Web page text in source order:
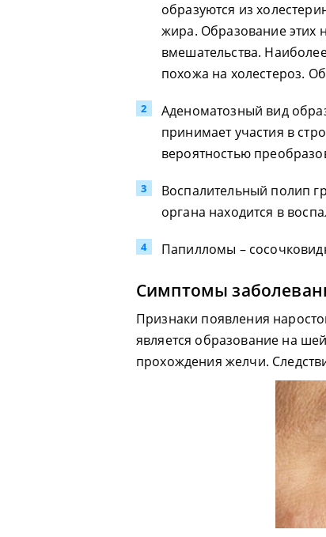
образуются из
жира. Образование этих
вмешательства.
похожа на холестероз.
Аденоматозный вид
принимает участия в
вероятностью
Воспалительный полип
органа находится в
Папилломы –
Симптомы
Признаки появления
является образование на
прохождения желчи.